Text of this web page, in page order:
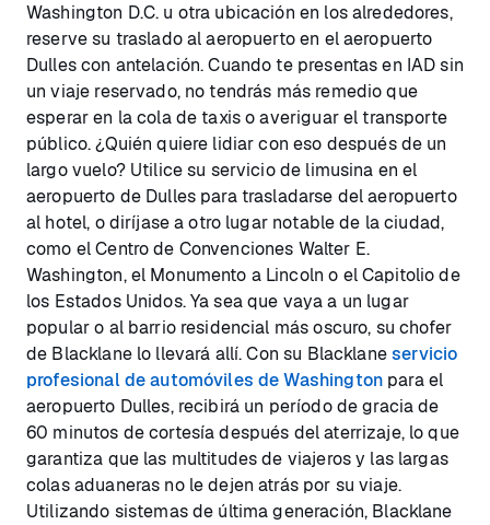
Washington D.C. u otra ubicación en los alrededores,
reserve su traslado al aeropuerto en el aeropuerto
Dulles con antelación. Cuando te presentas en IAD sin
un viaje reservado, no tendrás más remedio que
esperar en la cola de taxis o averiguar el transporte
público. ¿Quién quiere lidiar con eso después de un
largo vuelo? Utilice su servicio de limusina en el
aeropuerto de Dulles para trasladarse del aeropuerto
al hotel, o diríjase a otro lugar notable de la ciudad,
como el Centro de Convenciones Walter E.
Washington, el Monumento a Lincoln o el Capitolio de
los Estados Unidos. Ya sea que vaya a un lugar
popular o al barrio residencial más oscuro, su chofer
de Blacklane lo llevará allí. Con su Blacklaneservicio
profesional de automóviles de Washington para el
aeropuerto Dulles, recibirá un período de gracia de
60 minutos de cortesía después del aterrizaje, lo que
garantiza que las multitudes de viajeros y las largas
colas aduaneras no le dejen atrás por su viaje.
Utilizando sistemas de última generación, Blacklane